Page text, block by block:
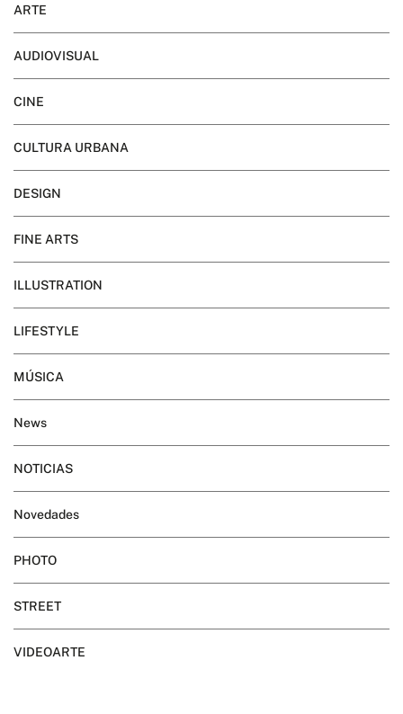
ARTE
AUDIOVISUAL
CINE
CULTURA URBANA
DESIGN
FINE ARTS
ILLUSTRATION
LIFESTYLE
MÚSICA
News
NOTICIAS
Novedades
PHOTO
STREET
VIDEOARTE